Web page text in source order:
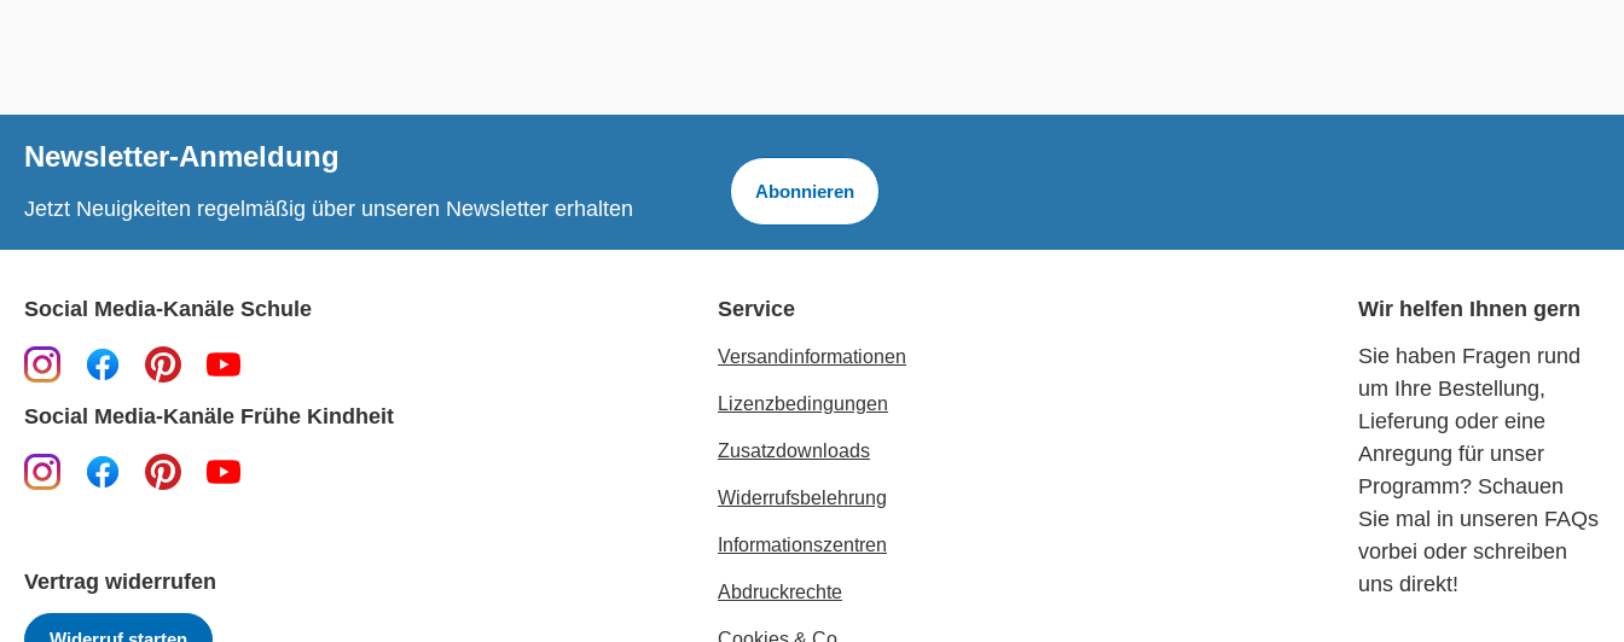
Newsletter-Anmeldung
Jetzt Neuigkeiten regelmäßig über unseren Newsletter erhalten
Abonnieren
Social Media-Kanäle Schule
Social Media-Kanäle Frühe Kindheit
Vertrag widerrufen
Service
Versandinformationen
Lizenzbedingungen
Zusatzdownloads
Widerrufsbelehrung
Informationszentren
Abdruckrechte
Wir helfen Ihnen gern
Sie haben Fragen rund
um Ihre Bestellung,
Lieferung oder eine
Anregung für unser
Programm? Schauen
Sie mal in unseren FAQs
vorbei oder schreiben
uns direkt!